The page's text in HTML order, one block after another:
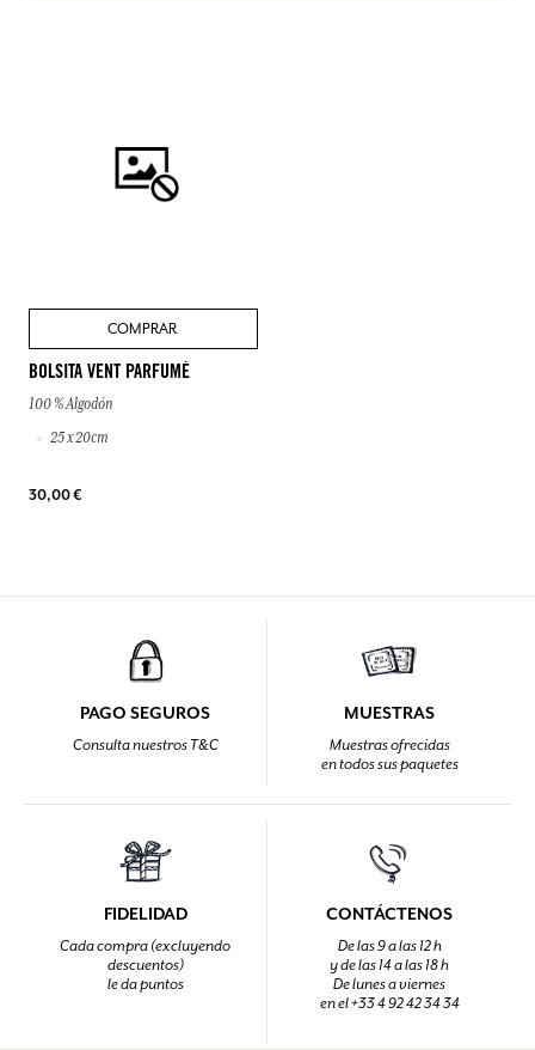
COMPRAR
BOLSITA VENT PARFUMÉ
100 % Algodón
25 x 20cm
30,00 €
PAGO SEGUROS
Consulta nuestros T&C
MUESTRAS
Muestras ofrecidas
en todos sus paquetes
FIDELIDAD
Cada compra (excluyendo
descuentos)
le da puntos
CONTÁCTENOS
De las 9 a las 12 h
y de las 14 a las 18 h
De lunes a viernes
en el +33 4 92 42 34 34